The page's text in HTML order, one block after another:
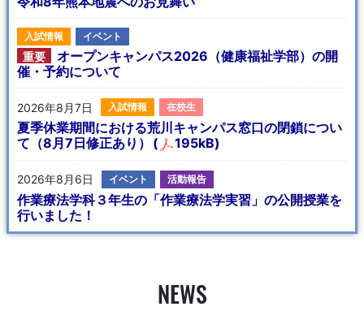
入試情報 イベント
重要
オープンキャンパス2026（健康福祉学部）の開
催・予約について
2026年8月7日 入試情報 在校生
夏季休業期間における荒川キャンパス窓口の閉鎖につい
て（8月7日修正あり） ( 195kB)
2026年8月6日 イベント 活動報告
作業療法学科３年生の「作業療法学実習」の公開授業を
行いました！
NEWS